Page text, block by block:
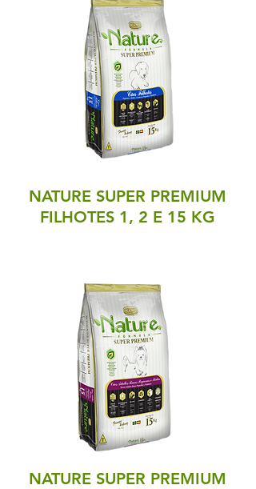
NATURE SUPER PREMIUM
FILHOTES 1, 2 E 15 KG
NATURE SUPER PREMIUM